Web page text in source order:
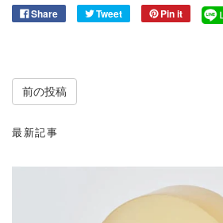
Share Tweet Pin it
前の投稿
最新記事